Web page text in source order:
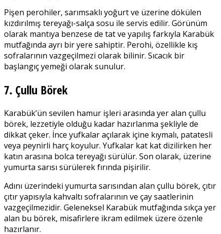
Pişen perohiler, sarımsaklı yoğurt ve üzerine dökülen
kızdırılmış tereyağı-salça sosu ile servis edilir. Görünüm
olarak mantıya benzese de tat ve yapılış farkıyla Karabük
mutfağında ayrı bir yere sahiptir. Perohi, özellikle kış
sofralarının vazgeçilmezi olarak bilinir. Sıcacık bir
başlangıç yemeği olarak sunulur.
7. Çullu Börek
Karabük’ün sevilen hamur işleri arasında yer alan çullu
börek, lezzetiyle olduğu kadar hazırlanma şekliyle de
dikkat çeker. İnce yufkalar açılarak içine kıymalı, patatesli
veya peynirli harç koyulur. Yufkalar kat kat dizilirken her
katın arasına bolca tereyağı sürülür. Son olarak, üzerine
yumurta sarısı sürülerek fırında pişirilir.
Adını üzerindeki yumurta sarısından alan çullu börek, çıtır
çıtır yapısıyla kahvaltı sofralarının ve çay saatlerinin
vazgeçilmezidir. Geleneksel Karabük mutfağında sıkça yer
alan bu börek, misafirlere ikram edilmek üzere özenle
hazırlanır.